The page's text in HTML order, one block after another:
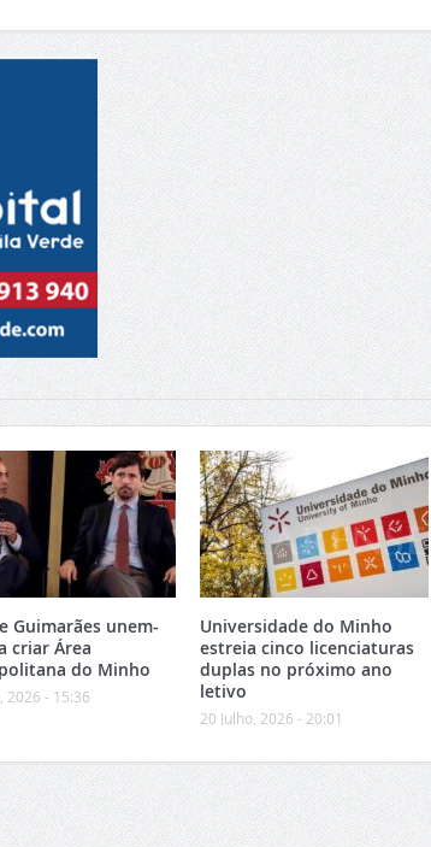
Guimarães unem-
criar Área
do Minho
2026 - 15:36
Universidade do Minho
estreia cinco licenciaturas
duplas no próximo ano
letivo
20 Julho, 2026 - 20:01